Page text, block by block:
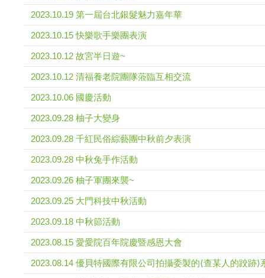
2023.10.19 第一屆台北銀髮魅力嘉年華
2023.10.15 快樂歌手樂團表演
2023.10.12 故宮半日遊~
2023.10.12 清福養老院團隊蒞臨互相交流
2023.10.06 國慶活動
2023.09.28 柚子大變身
2023.09.28 千紅民俗綜藝團中秋前夕表演
2023.09.28 中秋兔手作活動
2023.09.26 柚子軍團來襲~
2023.09.25 大門科技中秋活動
2023.09.18 中秋節活動
2023.08.15 愛愛院百年院慶暨感恩大會
2023.08.14 優貝特國際有限公司拍攝委製的⟨查某人的跤跡⟩